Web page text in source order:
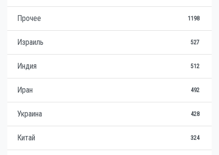
Прочее 1198
Израиль 527
Индия 512
Иран 492
Украина 428
Китай 324